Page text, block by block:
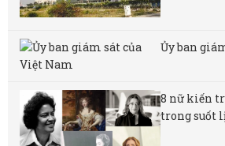
Ủy ban
8 nữ kiến
trong suốt